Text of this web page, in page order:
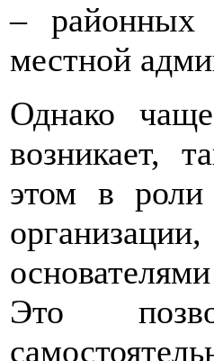
– районных
местной
Однако
возникает,
этом в роли
Это